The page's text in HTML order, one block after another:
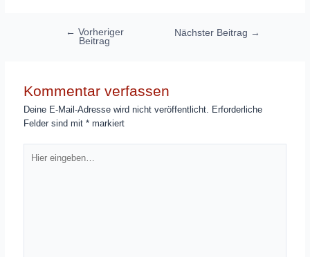
Beitragsnavigation
← Vorheriger
Beitrag
Nächster Beitrag →
Kommentar verfassen
Deine E-Mail-Adresse wird nicht veröffentlicht. Erforderliche
Felder sind mit* markiert
eingeben…